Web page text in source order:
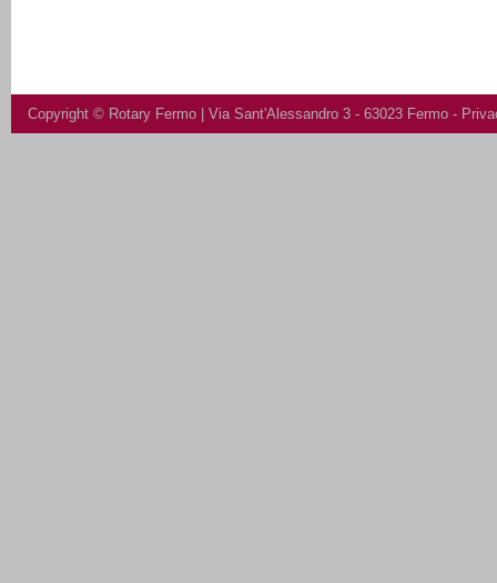
Copyright © Rotary Fermo | Via Sant'Alessandro 3 - 63023 Fermo -